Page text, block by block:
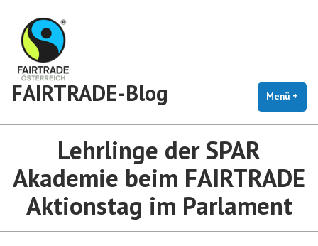
Inhalt
springen
FAIRTRADE-Blog Menü +
Lehrlinge der SPAR
Akademie beim FAIRTRADE
Aktionstag im Parlament